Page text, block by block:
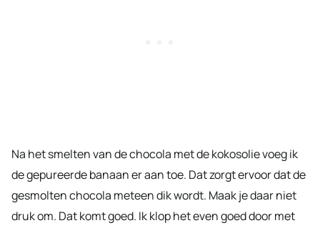
Na het smelten van de chocola met de kokosolie voeg ik
de gepureerde banaan er aan toe. Dat zorgt ervoor dat de
gesmolten chocola meteen dik wordt. Maak je daar niet
druk om. Dat komt goed. Ik klop het even goed door met